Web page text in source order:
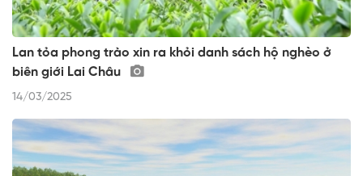
Lan tỏa phong trào xin ra khỏi danh sách hộ nghèo ở
biên giới Lai Châu
14/03/2025